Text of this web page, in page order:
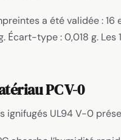
a été validée :
Écart-type : 0,018 g.
PC V-0
ignifugés UL94 V-0